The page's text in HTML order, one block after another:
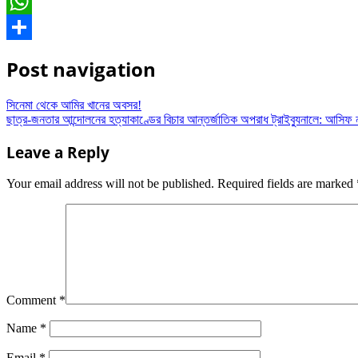
WhatsApp
Post navigation
সিনেমা থেকে আমির খানের অবসর!
ছাত্র-জনতার আন্দোলনের হত্যাকাণ্ডের বিচার আন্তর্জাতিক অপরাধ ট্রাইব্যুনালে:
Leave a Reply
Your email address will not be published. Required fields are marked
Comment *
Name *